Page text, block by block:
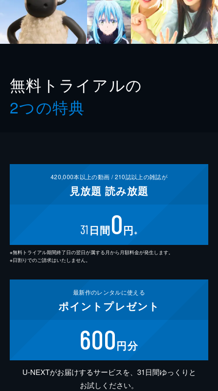
無料トライアルの
2つの特典
420,000本以上の動画 /210誌以上の雑誌が
見放題 読み放題
31 日間0円 ※
※無料トライアル期間終了日の翌日が属する月から月額料金が発生します。
※日割りでのご請求はいたしません。
最新作のレンタルに使える
ポイント プレゼント
600円分
U-NEXTがお届けするサービスを、31日間ゆっくりと
お試しください。